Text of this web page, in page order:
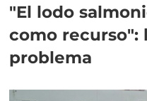
"El lodo
como recurso":
problema